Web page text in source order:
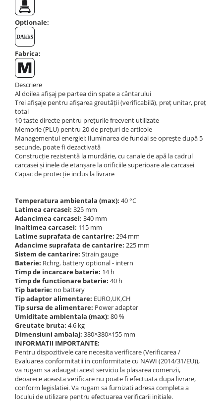
Masa microscop
Obiective microscoape
Oculare microscop
Standuri Stereomicroscoape
Unitate contrast de faza
Unitate fluorescenta
Unitate polarizare
Standard calibrare
Scala aditionala refractometru
Optionale:
Fabrica:
Descriere
Al doilea afișaj pe partea din spate a cântarului
Trei afișaje pentru afișarea greutății (verificabilă), preț unitar, preț
total
10 taste directe pentru prețurile frecvent utilizate
Memorie (PLU) pentru 20 de prețuri de articole
Managementul energiei: Iluminarea de fundal se oprește după 5
secunde, poate fi dezactivată
Construcție rezistentă la murdărie, cu canale de apă la cadrul
carcasei și inele de etanșare la orificiile superioare ale carcasei
Capac de protecție inclus la livrare
Temperatura ambientala (max): 40 °C
Latimea carcasei: 325 mm
Adancimea carcasei: 340 mm
Inaltimea carcasei: 115 mm
Latime suprafata de cantarire: 294 mm
Adancime suprafata de cantarire: 225 mm
Sistem de cantarire: Strain gauge
Baterie: Rchrg. battery optional - intern
Timp de incarcare baterie: 14 h
Timp de functionare baterie: 40 h
Tip baterie: no battery
Tip adaptor alimentare: EURO,UK,CH
Tip sursa de alimentare: Power adapter
Umiditate ambientala (max): 80 %
Greutate bruta: 4,6 kg
Dimensiuni ambalaj: 380×380×155 mm
INFORMATII IMPORTANTE:
Pentru dispozitivele care necesita verificare (Verificarea /
Evaluarea conformitatii in conformitate cu NAWI (2014/31/EU)),
va rugam sa adaugati acest serviciu la plasarea comenzii,
deoarece aceasta verificare nu poate fi efectuata dupa livrare,
conform legislatiei. Va rugam sa furnizati adresa completa a
locului de utilizare pentru efectuarea verificarii initiale.